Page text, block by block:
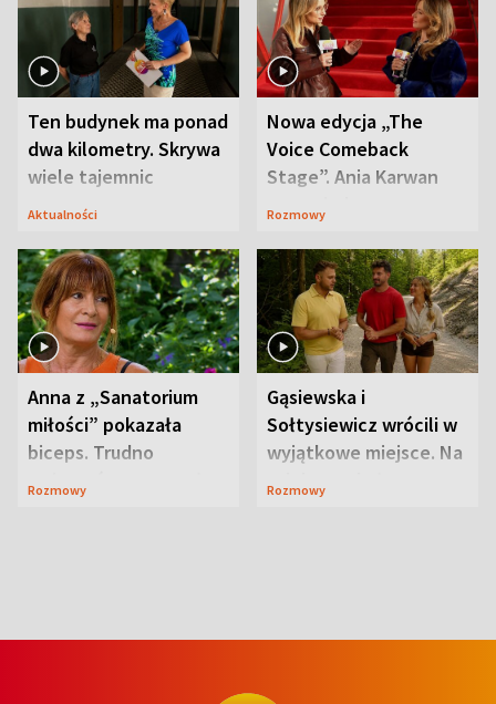
Ten budynek ma ponad
dwa kilometry. Skrywa
wiele tajemnic
Aktualności
Nowa edycja „The
Voice Comeback
Stage”. Ania Karwan
zapowiada
Rozmowy
Anna z „Sanatorium
miłości” pokazała
biceps. Trudno
uwierzyć, co przeszła
Rozmowy
Gąsiewska i
Sołtysiewicz wrócili w
wyjątkowe miejsce. Na
szlaku czekał
Rozmowy